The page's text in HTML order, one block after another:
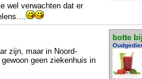
wel verwachten dat er
botte
zijn, maar in Noord-
geen ziekenhuis in